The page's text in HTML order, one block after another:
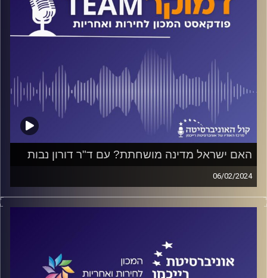
האם ישראל מדינה מושחתת? עם ד"ר דורון נבות
06/02/2024
פודקאסט המכון לחירות ואחריות באוניברסיטת רייכמן
על שחיתות שלטונית, שחיתות אישית ושחיתות מפלגתית; כיצד
המחרת, ומה כל אלה אומרים לגבי עתיד המדינה שלנו? על אלה
ועוד משוחח ד"ר חיים וייצמן עם ד"ר דורון נבות חוקר שחיתות